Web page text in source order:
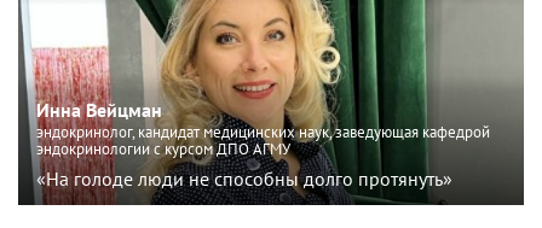
Инна Вейцман
эндокринолог, кандидат медицинских наук, заведующая кафедрой
эндокринологии с курсом ДПО АГМУ
«На голоде люди не способны долго протянуть»